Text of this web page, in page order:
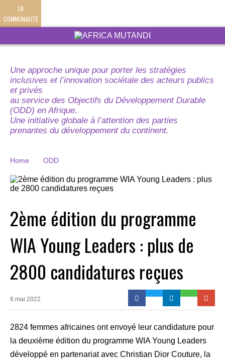
LA
COMMUNAUTE
Une approche unique pour porter les stratégies
inclusives et l’innovation sociétale des acteurs publics
et privés
au service des Objectifs du Développement Durable
(ODD) en Afrique.
Une initiative globale à l’attention des parties
prenantes du développement du continent.
Home ODD
2ème édition du programme
WIA Young Leaders : plus de
2800 candidatures reçues
6 mai 2022
2824 femmes africaines ont envoyé leur candidature pour
la deuxième édition du programme WIA Young Leaders
développé en partenariat avec Christian Dior Couture, la